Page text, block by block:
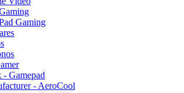
Gaming
- Gamepad